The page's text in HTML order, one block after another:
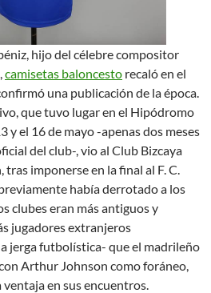
hijo del célebre compositor
camisetas baloncesto recaló en el
una publicación de la época.
que tuvo lugar en el Hipódromo
y el 16 de mayo -apenas dos meses
del club-, vio al Club Bizcaya
imponerse en la final al F. C.
había derrotado a los
clubes eran más antiguos y
jugadores extranjeros
jerga futbolística- que el madrileño
Arthur Johnson como foráneo,
en sus encuentros.